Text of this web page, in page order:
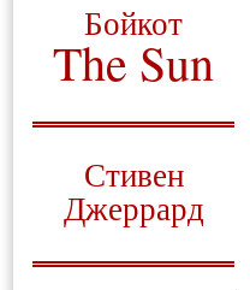
Бойкот
The Sun
Стивен
Джеррард